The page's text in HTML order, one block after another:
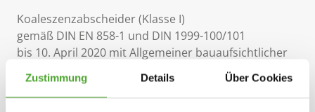
Zustimmung Details Über Cookies
Koaleszenzabscheider (Klasse I)
gemäß DIN EN 858-1 und DIN 1999-100/101
bis 10. April 2020 mit Allgemeiner bauaufsichtlicher
Seit 11. April 2020 mit Allgemeiner